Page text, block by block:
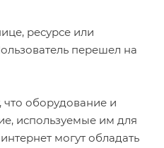
ресурсе или
перешел на
что оборудование и
используемые им для
могут обладать